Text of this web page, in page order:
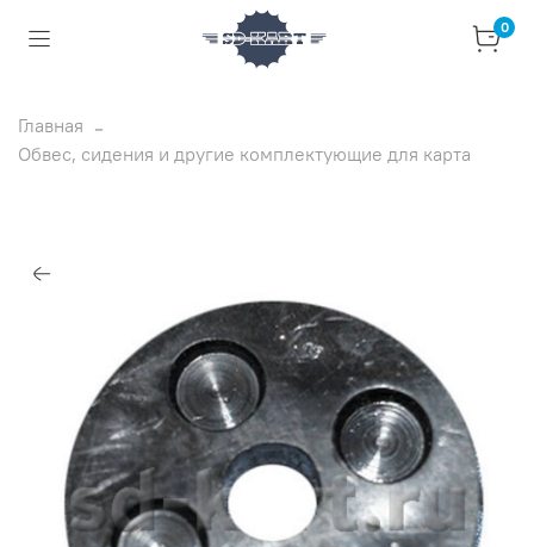
0
Главная
Обвес, сидения и другие комплектующие для карта